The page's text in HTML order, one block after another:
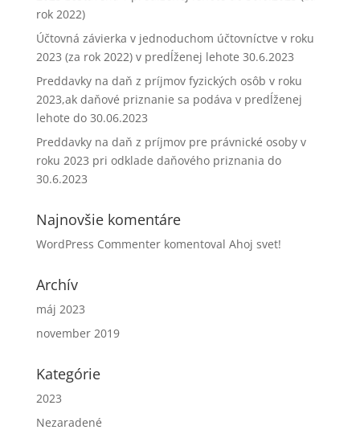
rok 2022)
Účtovná závierka v jednoduchom účtovníctve v roku
2023 (za rok 2022) v predĺženej lehote 30.6.2023
Preddavky na daň z príjmov fyzických osôb v roku
2023,ak daňové priznanie sa podáva v predĺženej
lehote do 30.06.2023
Preddavky na daň z príjmov pre právnické osoby v
roku 2023 pri odklade daňového priznania do
30.6.2023
Najnovšie komentáre
WordPress Commenterkomentoval Ahoj svet!
Archív
máj 2023
november 2019
Kategórie
2023
Nezaradené